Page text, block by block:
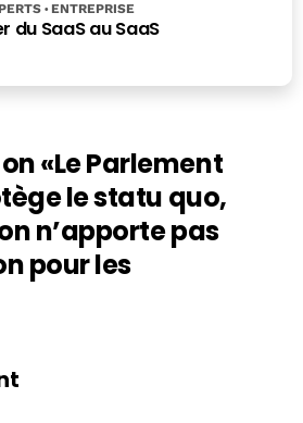
du SaaS au SaaS
ENTREPRISE
«Le Parlement
le statu quo,
n’apporte pas
pour les